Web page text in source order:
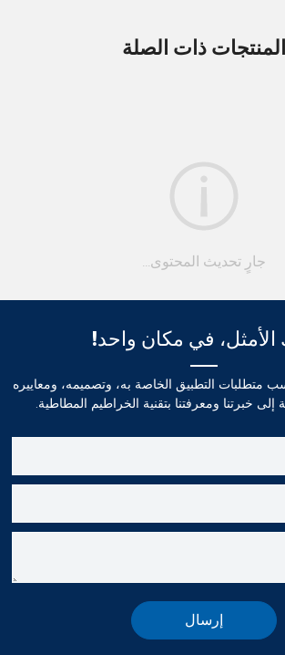
المنتجات ذات الصلة
جارٍ تحديث المحتوى...
الأمثل، في مكان واحد!
التطبيق الخاصة به، وتصميمه، ومعاييره
إلى خبرتنا ومعرفتنا بتقنية الخراطيم المطاطية.
إرسال